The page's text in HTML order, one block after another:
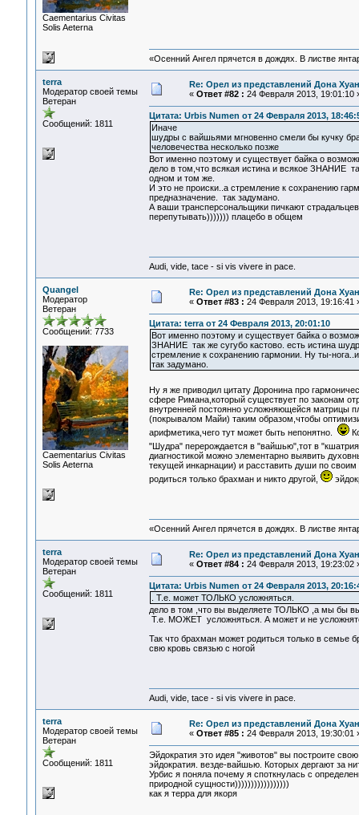
Сaementarius Civitas
Solis Aeterna
«Осенний Ангел прячется в дождях. В листве
terra
Модератор своей темы
Ветеран
Сообщений: 1811
Re: Орел из представлений Дона
« Ответ #82 : 24 Февраля 2013, 19:01:10
Цитата: Urbis Numen от 24 Февраля 2013,
Иначе
шудры с вайшьями мгновенно смели бы кучку
человечества несколько позже
Вот именно поэтому и существует байка о
дело в том,что всякая истина и всякое ЗНАНИЕ
одном и том же.
И это не происки..а стремление к сохранению
предназначение. так задумано.
А ваши трансперсональщики пичкают
перепутывать))))))) плацебо в общем
Audi, vide, tace - si vis vivere in pace.
Quangel
Модератор
Ветеран
Сообщений: 7733
Сaementarius Civitas
Solis Aeterna
Re: Орел из представлений Дона
« Ответ #83 : 24 Февраля 2013, 19:16:41
Цитата: terra от 24 Февраля 2013, 20:01:10
Вот именно поэтому и существует байка о
ЗНАНИЕ так же сугубо кастово. есть истина
стремление к сохранению гармонии. Ну ты-
так задумано.
Ну я же приводил цитату Доронина про
сфере Римана,который существует по законам
внутренней постоянно усложняющейся матрицы
(покрывалом Майи) таким образом,чтобы
арифметика,чего тут может быть непонятно.
"Шудра" перерождается в "вайшью",тот в
диагностикой можно элементарно выявить
текущей инкарнации) и расставить души по
родиться только брахман и никто другой,
«Осенний Ангел прячется в дождях. В листве
terra
Модератор своей темы
Ветеран
Сообщений: 1811
Re: Орел из представлений Дона
« Ответ #84 : 24 Февраля 2013, 19:23:02
Цитата: Urbis Numen от 24 Февраля 2013,
. Т.е. может ТОЛЬКО усложняться.
дело в том ,что вы выделяете ТОЛЬКО ,а мы бы
Т.е. МОЖЕТ усложняться. А может и не
Так что брахман может родиться только в семье
свю кровь связью с ногой
Audi, vide, tace - si vis vivere in pace.
terra
Модератор своей темы
Ветеран
Сообщений: 1811
Re: Орел из представлений Дона
« Ответ #85 : 24 Февраля 2013, 19:30:01
Эйдократия это идея "животов" вы построите
эйдократия. везде-вайшью. Которых дергают за
Урбис я поняла почему я споткнулась с
природной сущности)))))))))))))))))
как я терра для якоря